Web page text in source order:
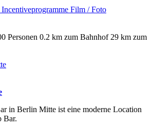
Film / Foto
Personen 0.2 km zum Bahnhof 29 km zum
in Berlin Mitte ist eine moderne Location
Bar.